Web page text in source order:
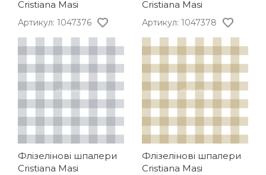
Cristiana Masi
Артикул: 1047376
Cristiana Masi
Артикул: 1047378
Флізелінові шпалери
Cristiana Masi
Флізелінові шпалери
Cristiana Masi